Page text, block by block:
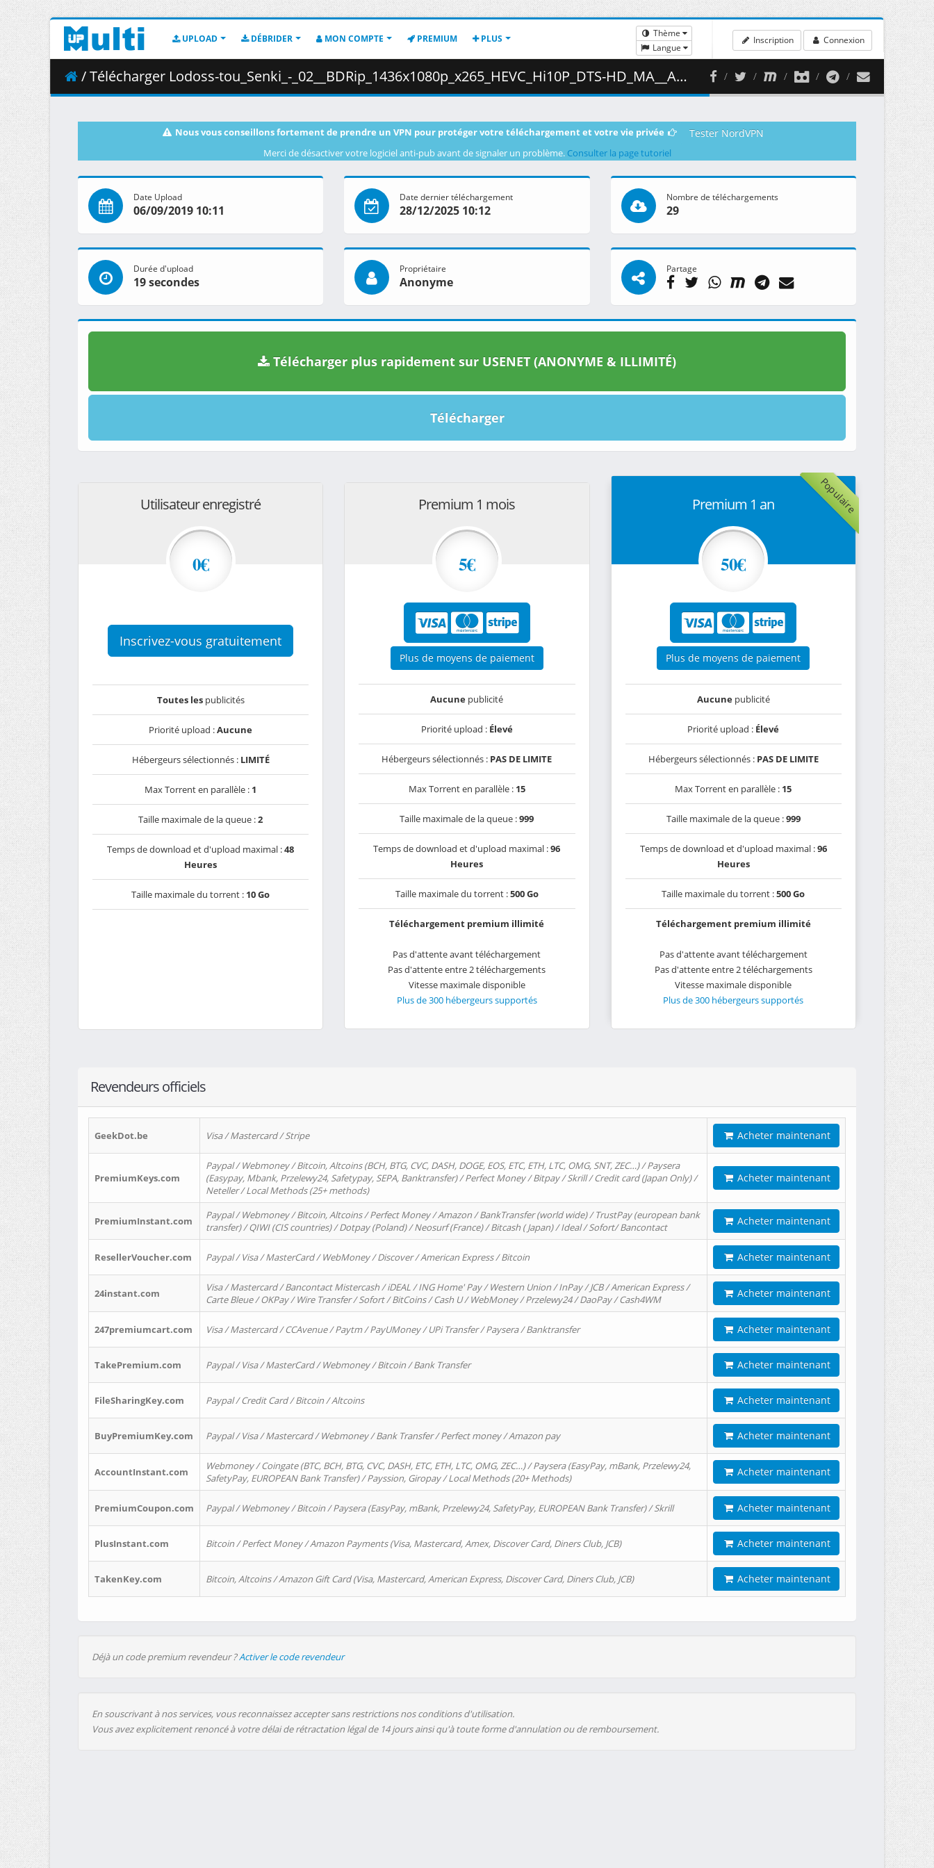
UPLOAD DÉBRIDER MON COMPTE PREMIUM PLUS
Thème
Langue
Inscription Connexion
/ Télécharger Lodoss-tou_Senki_-_02__BDRip_1436x1080p_x265_HEVC_Hi10P_DTS-HD_MA__AC3__Dual_Audio__sxales_.mkv.001 ( 264.57 MB )
Nous vous conseillons fortement de prendre un VPN pour protéger votre téléchargement et votre vie privée Tester NordVPN
Merci de désactiver votre logiciel anti-pub avant de signaler un problème. Consulter la page tutoriel
Date Upload
06/09/2019 10:11
Date dernier téléchargement
28/12/2025 10:12
Nombre de téléchargements
29
Durée d'upload
19 secondes
Propriétaire
Anonyme
Partage
Télécharger plus rapidement sur USENET (ANONYME & ILLIMITÉ)
Télécharger
Utilisateur enregistré
0€
Inscrivez-vous gratuitement
Toutes lespublicités
Priorité upload :Aucune
Hébergeurs sélectionnés : LIMITÉ
Max Torrent en parallèle : 1
Taille maximale de la queue :2
Temps de download et d'upload maximal :48
Heures
Taille maximale du torrent : 10 Go
Premium 1 mois
5€
Plus de moyens de paiement
Aucune publicité
Priorité upload : Élevé
Hébergeurs sélectionnés : PAS DE LIMITE
Max Torrent en parallèle : 15
Taille maximale de la queue :999
Temps de download et d'upload maximal :96
Heures
Taille maximale du torrent :500 Go
Téléchargement premium illimité
Pas d'attente avant téléchargement
Pas d'attente entre 2 téléchargements
Vitesse maximale disponible
Plus de 300 hébergeurs supportés
Populaire
Premium 1 an
50€
Plus de moyens de paiement
Aucunepublicité
Priorité upload : Élevé
Hébergeurs sélectionnés : PAS DE LIMITE
Max Torrent en parallèle : 15
Taille maximale de la queue :999
Temps de download et d'upload maximal :96
Heures
Taille maximale du torrent :500 Go
Téléchargement premium illimité
Pas d'attente avant téléchargement
Pas d'attente entre 2 téléchargements
Vitesse maximale disponible
Plus de 300 hébergeurs supportés
Revendeurs officiels
GeekDot.be Visa / Mastercard / Stripe Acheter maintenant
PremiumKeys.com
Paypal / Webmoney / Bitcoin, Altcoins (BCH, BTG, CVC, DASH, DOGE, EOS, ETC, ETH, LTC, OMG, SNT, ZEC…) / Paysera
(Easypay, Mbank, Przelewy24, Safetypay, SEPA, Banktransfer) / Perfect Money / Bitpay / Skrill / Credit card (Japan Only) /
Neteller / Local Methods (25+ methods)
Acheter maintenant
PremiumInstant.com
Paypal / Webmoney / Bitcoin, Altcoins / Perfect Money / Amazon / BankTransfer (world wide) / TrustPay (european bank
transfer) / QIWI (CIS countries) / Dotpay (Poland) / Neosurf (France) / Bitcash ( Japan) / Ideal / Sofort/ Bancontact
Acheter maintenant
ResellerVoucher.com Paypal / Visa / MasterCard / WebMoney / Discover / American Express / Bitcoin Acheter maintenant
24instant.com
Visa / Mastercard / Bancontact Mistercash / iDEAL / ING Home' Pay / Western Union / InPay / JCB / American Express /
Carte Bleue / OKPay / Wire Transfer / Sofort / BitCoins / Cash U / WebMoney / Przelewy24 / DaoPay / Cash4WM
Acheter maintenant
247premiumcart.com Visa / Mastercard / CCAvenue / Paytm / PayUMoney / UPi Transfer / Paysera / Banktransfer Acheter maintenant
TakePremium.com Paypal / Visa / MasterCard / Webmoney / Bitcoin / Bank Transfer Acheter maintenant
FileSharingKey.com Paypal / Credit Card / Bitcoin / Altcoins Acheter maintenant
BuyPremiumKey.com Paypal / Visa / Mastercard / Webmoney / Bank Transfer / Perfect money / Amazon pay Acheter maintenant
AccountInstant.com
Webmoney / Coingate (BTC, BCH, BTG, CVC, DASH, ETC, ETH, LTC, OMG, ZEC…) / Paysera (EasyPay, mBank, Przelewy24,
SafetyPay, EUROPEAN Bank Transfer) / Payssion, Giropay / Local Methods (20+ Methods)
Acheter maintenant
PremiumCoupon.com Paypal / Webmoney / Bitcoin / Paysera (EasyPay, mBank, Przelewy24, SafetyPay, EUROPEAN Bank Transfer) / Skrill Acheter maintenant
PlusInstant.com Bitcoin / Perfect Money / Amazon Payments (Visa, Mastercard, Amex, Discover Card, Diners Club, JCB) Acheter maintenant
TakenKey.com Bitcoin, Altcoins / Amazon Gift Card (Visa, Mastercard, American Express, Discover Card, Diners Club, JCB) Acheter maintenant
Déjà un code premium revendeur ?Activer le code revendeur
En souscrivant à nos services, vous reconnaissez accepter sans restrictions nos conditions d'utilisation.
Vous avez explicitement renoncé à votre délai de rétractation légal de 14 jours ainsi qu'à toute forme d'annulation ou de remboursement.